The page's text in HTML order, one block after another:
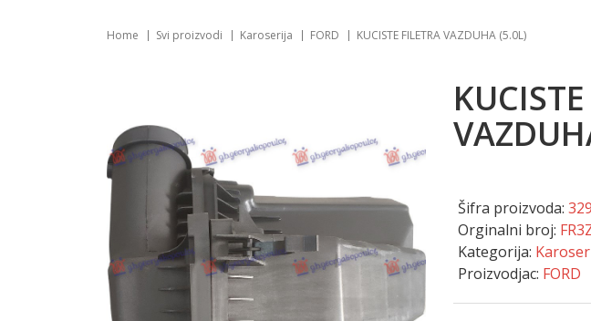
Home Svi proizvodi Karoserija FORD KUCISTE FILETRA VAZDUHA (5.0L)
Šifra proizvoda:
Orginalni broj:
Kategorija:
Proizvodjac: FORD